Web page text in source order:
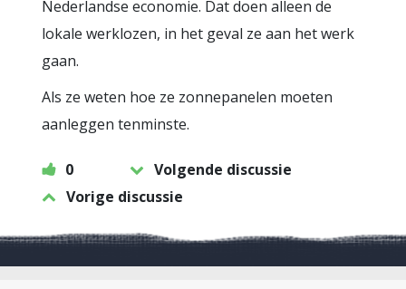
Nederlandse economie. Dat doen alleen de
lokale werklozen, in het geval ze aan het werk
gaan.
Als ze weten hoe ze zonnepanelen moeten
aanleggen tenminste.
0
Volgende discussie
Vorige discussie